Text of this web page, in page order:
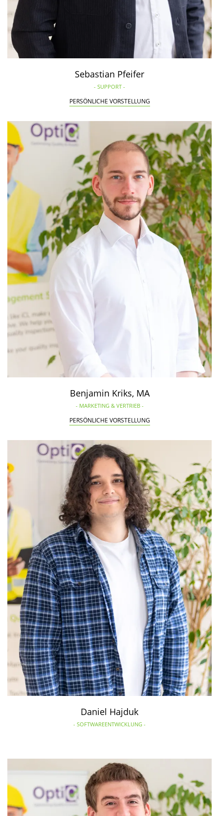
Sebastian Pfeifer
- SUPPORT -
PERSÖNLICHE VORSTELLUNG
Benjamin Kriks, MA
- MARKETING & VERTRIEB -
PERSÖNLICHE VORSTELLUNG
Daniel Hajduk
- SOFTWAREENTWICKLUNG -